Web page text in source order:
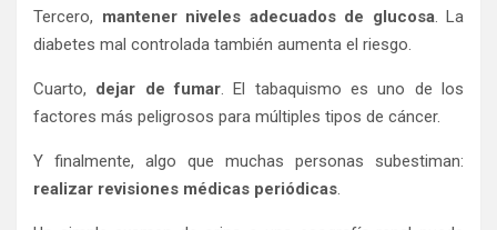
Tercero, mantener niveles adecuados de glucosa. La
diabetes mal controlada también aumenta el riesgo.
Cuarto, dejar de fumar. El tabaquismo es uno de los
factores más peligrosos para múltiples tipos de cáncer.
Y finalmente, algo que muchas personas subestiman:
realizar revisiones médicas periódicas.